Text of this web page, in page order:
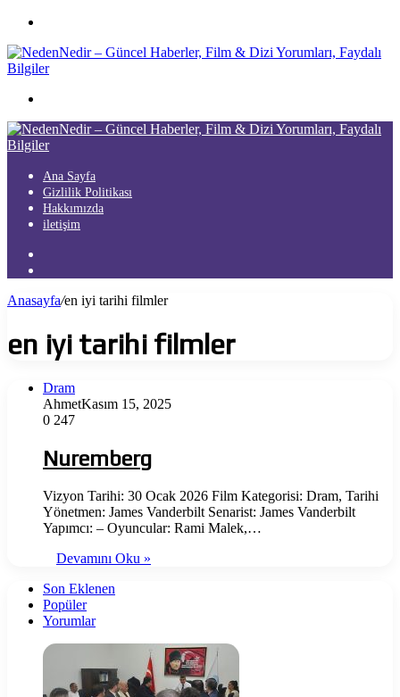
...
Ana Sayfa
Gizlilik Politikası
Hakkımızda
iletişim
...
Anasayfa/en iyi tarihi filmler
en iyi tarihi filmler
Dram
AhmetKasım 15, 2025
0 247
Nuremberg
Vizyon Tarihi: 30 Ocak 2026 Film Kategorisi: Dram, Tarihi
Yönetmen: James Vanderbilt Senarist: James Vanderbilt
Yapımcı: – Oyuncular: Rami Malek,…
Devamını Oku »
Son Eklenen
Popüler
Yorumlar